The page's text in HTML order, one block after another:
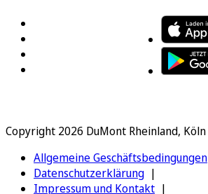
Copyright 2026 DuMont Rheinland, Köln
Allgemeine Geschäftsbedingungen
Datenschutzerklärung
Impressum und Kontakt